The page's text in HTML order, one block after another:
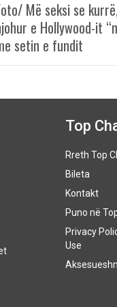
Më seksi se
e Hollywood-it
setin e fundit
Top
Rreth Top
Bileta
Kontakt
Puno në
Privacy
Use